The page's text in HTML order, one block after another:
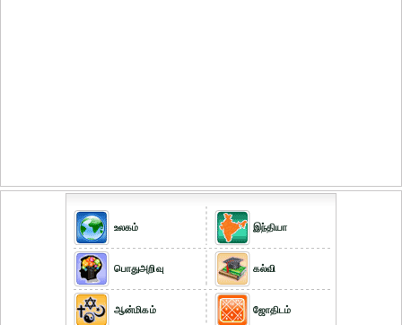
உலகம்
பொதுஅறிவு
ஆன்மிகம்
இந்தியா
கல்வி
ஜோதிடம்